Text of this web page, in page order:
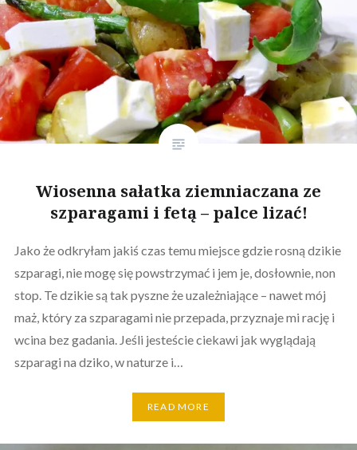
Wiosenna sałatka ziemniaczana ze
szparagami i fetą – palce lizać!
Jako że odkryłam jakiś czas temu miejsce gdzie rosną dzikie
szparagi, nie mogę się powstrzymać i jem je, dosłownie, non
stop. Te dzikie są tak pyszne że uzależniające – nawet mój
maż, który za szparagami nie przepada, przyznaje mi rację i
wcina bez gadania. Jeśli jesteście ciekawi jak wyglądają
szparagi na dziko, w naturze i…
READ MORE